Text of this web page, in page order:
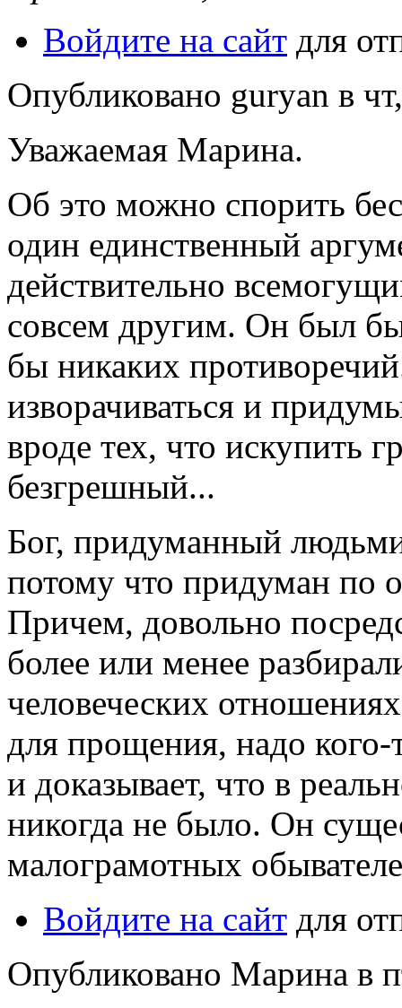
Войдите на сайт для
Опубликовано guryan в
Уважаемая Марина.
Об это можно спорить
один единственный
действительно
совсем другим. Он был
бы никаких
изворачиваться и
вроде тех, что искупить
безгрешный...
Бог, придуманный
потому что придуман по
Причем, довольно
более или менее
человеческих
для прощения, надо кого-
и доказывает, что в
никогда не было. Он
малограмотных
Войдите на сайт для
Опубликовано Марина в